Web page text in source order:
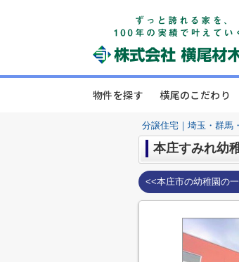
物件を探す 横尾のこだわり
分譲住宅｜埼玉・群馬
本庄すみれ幼
<<本庄市の幼稚園の